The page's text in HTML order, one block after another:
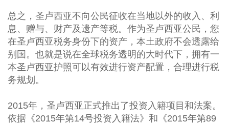
总之，圣卢西亚不向公民征收在当地以外的收入、利
息、赠与、财产及遗产等税。作为圣卢西亚公民，您
在圣卢西亚税务身份下的资产，本土政府不会透露给
别国。也就是说在全球税务透明的大时代下，拥有一
本圣卢西亚护照可以有效进行资产配置，合理进行税
务规划。
2015年，圣卢西亚正式推出了投资入籍项目和法案。
依据《2015年第14号投资入籍法》和《2015年第89